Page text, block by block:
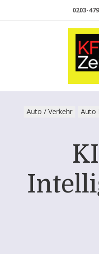
0203-
Auto / Verkehr Auto